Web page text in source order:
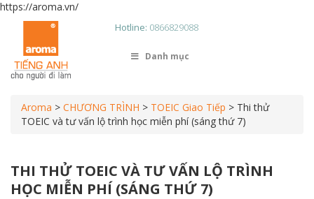
https://aroma.vn/
Hotline: 0866829088
Danh mục
Aroma > CHƯƠNG TRÌNH > TOEIC Giao Tiếp > Thi thử
TOEIC và tư vấn lộ trình học miễn phí (sáng thứ 7)
THI THỬ TOEIC VÀ TƯ VẤN LỘ TRÌNH
HỌC MIỄN PHÍ (SÁNG THỨ 7)